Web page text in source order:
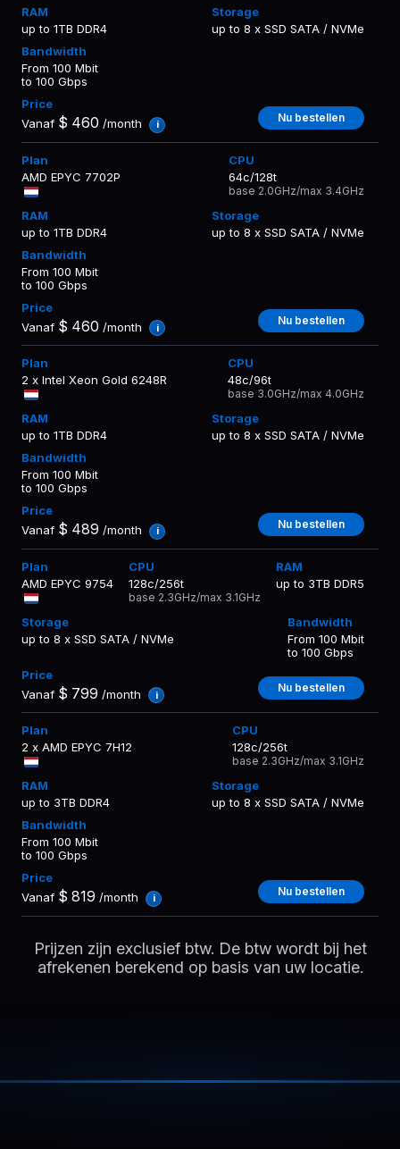
up to 1TB DDR4 up to 8 x SSD SATA / NVMe
From 100 Mbit
to 100 Gbps
Vanaf $ 460 /month i
Nu bestellen
AMD EPYC 7702P 64c/128t
base 2.0GHz/max 3.4GHz
up to 1TB DDR4 up to 8 x SSD SATA / NVMe
From 100 Mbit
to 100 Gbps
Vanaf $ 460 /month i
Nu bestellen
2 x Intel Xeon Gold 6248R 48c/96t
base 3.0GHz/max 4.0GHz
up to 1TB DDR4 up to 8 x SSD SATA / NVMe
From 100 Mbit
to 100 Gbps
Vanaf $ 489 /month i
Nu bestellen
AMD EPYC 9754 128c/256t
base 2.3GHz/max 3.1GHz
up to 3TB DDR5
up to 8 x SSD SATA / NVMe
From 100 Mbit
to 100 Gbps
Vanaf $ 799 /month i
Nu bestellen
2 x AMD EPYC 7H12 128c/256t
base 2.3GHz/max 3.1GHz
up to 3TB DDR4 up to 8 x SSD SATA / NVMe
From 100 Mbit
to 100 Gbps
Vanaf $ 819 /month i
Nu bestellen
Prijzen zijn exclusief btw. De btw wordt bij het
afrekenen berekend op basis van uw locatie.